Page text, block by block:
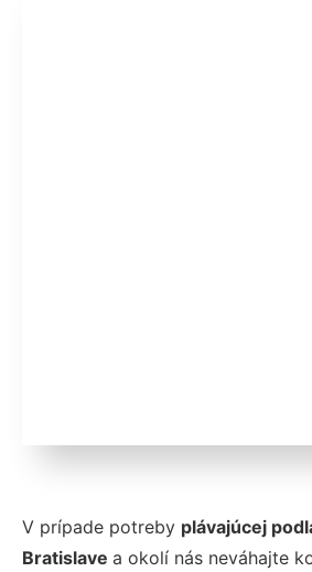
V prípade potreby plávajúcej
Bratislave a okolí nás neváhajte